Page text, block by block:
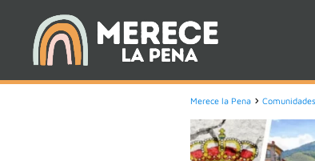
Merece la Pena